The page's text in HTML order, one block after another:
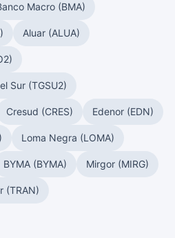
Macro (BMA)
Aluar (ALUA)
Sur (TGSU2)
Cresud (CRES) Edenor (EDN)
Loma Negra (LOMA)
BYMA (BYMA) Mirgor (MIRG)
(TRAN)